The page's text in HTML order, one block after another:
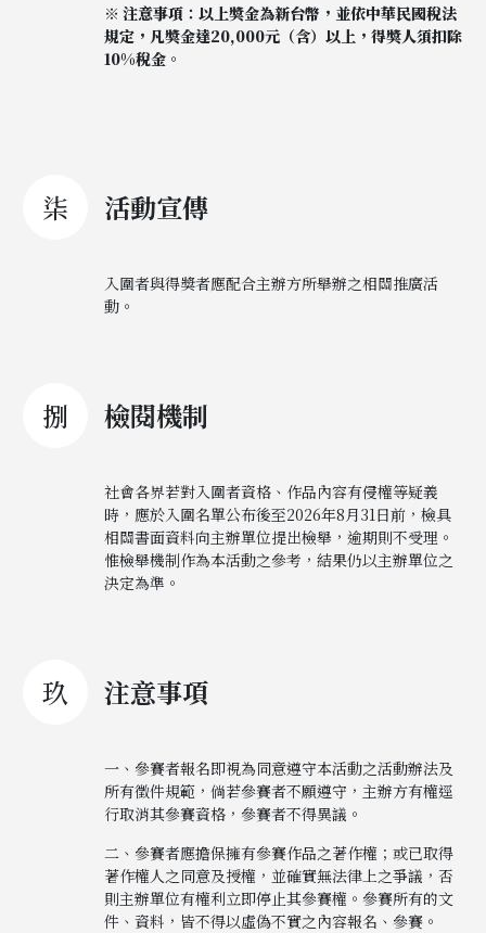
※ 注意事項 ： 以上獎金為新台幣，並依中華民國稅法
規定，凡獎金達20,000元（含）以上，得獎人須扣除
10%稅金。
柒 活動宣傳
入圍者與得獎者應配合主辦方所舉辦之相關推廣活
動。
捌 檢閱機制
社會各界若對入圍者資格、作品內容有侵權等疑義
時，應於入圍名單公布後至2026年8月31日前，檢具
相關書面資料向主辦單位提出檢舉，逾期則不受理。
惟檢舉機制作為本活動之參考，結果仍以主辦單位之
決定為準。
玖 注意事項
一、參賽者報名即視為同意遵守本活動之活動辦法及
所有徵件規範，倘若參賽者不願遵守，主辦方有權逕
行取消其參賽資格，參賽者不得異議。
二、參賽者應擔保擁有參賽作品之著作權；或已取得
著作權人之同意及授權，並確實無法律上之爭議，否
則主辦單位有權利立即停止其參賽權。參賽所有的文
件、資料，皆不得以虛偽不實之內容報名、參賽。